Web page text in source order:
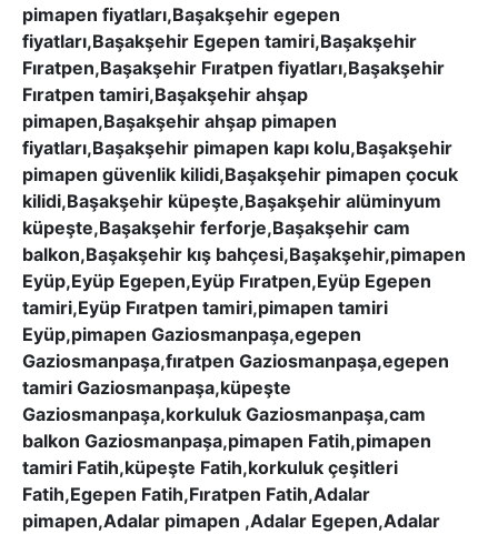
pimapen fiyatları,Başakşehir egepen
fiyatları,Başakşehir Egepen tamiri,Başakşehir
Fıratpen,Başakşehir Fıratpen fiyatları,Başakşehir
Fıratpen tamiri,Başakşehir ahşap
pimapen,Başakşehir ahşap pimapen
fiyatları,Başakşehir pimapen kapı kolu,Başakşehir
pimapen güvenlik kilidi,Başakşehir pimapen çocuk
kilidi,Başakşehir küpeşte,Başakşehir alüminyum
küpeşte,Başakşehir ferforje,Başakşehir cam
balkon,Başakşehir kış bahçesi,Başakşehir,pimapen
Eyüp,Eyüp Egepen,Eyüp Fıratpen,Eyüp Egepen
tamiri,Eyüp Fıratpen tamiri,pimapen tamiri
Eyüp,pimapen Gaziosmanpaşa,egepen
Gaziosmanpaşa,fıratpen Gaziosmanpaşa,egepen
tamiri Gaziosmanpaşa,küpeşte
Gaziosmanpaşa,korkuluk Gaziosmanpaşa,cam
balkon Gaziosmanpaşa,pimapen Fatih,pimapen
tamiri Fatih,küpeşte Fatih,korkuluk çeşitleri
Fatih,Egepen Fatih,Fıratpen Fatih,Adalar
pimapen,Adalar pimapen ,Adalar Egepen,Adalar